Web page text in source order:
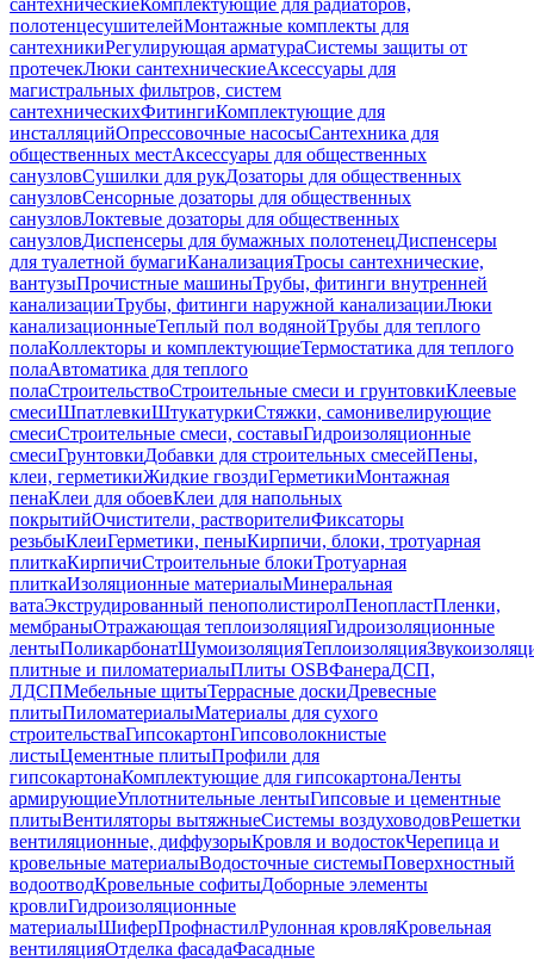
сантехническиеКомплектующие для радиаторов,
полотенцесушителейМонтажные комплекты для
сантехникиРегулирующая арматураСистемы защиты от
протечекЛюки сантехническиеАксессуары для
магистральных фильтров, систем
сантехническихФитингиКомплектующие для
инсталляцийОпрессовочные насосыСантехника для
общественных местАксессуары для общественных
санузловСушилки для рукДозаторы для общественных
санузловСенсорные дозаторы для общественных
санузловЛоктевые дозаторы для общественных
санузловДиспенсеры для бумажных полотенецДиспенсеры
для туалетной бумагиКанализацияТросы сантехнические,
вантузыПрочистные машиныТрубы, фитинги внутренней
канализацииТрубы, фитинги наружной канализацииЛюки
канализационныеТеплый пол водянойТрубы для теплого
полаКоллекторы и комплектующиеТермостатика для теплого
полаАвтоматика для теплого
полаСтроительствоСтроительные смеси и грунтовкиКлеевые
смесиШпатлевкиШтукатуркиСтяжки, самонивелирующие
смесиСтроительные смеси, составыГидроизоляционные
смесиГрунтовкиДобавки для строительных смесейПены,
клеи, герметикиЖидкие гвоздиГерметикиМонтажная
пенаКлеи для обоевКлеи для напольных
покрытийОчистители, растворителиФиксаторы
резьбыКлеиГерметики, пеныКирпичи, блоки, тротуарная
плиткаКирпичиСтроительные блокиТротуарная
плиткаИзоляционные материалыМинеральная
ватаЭкструдированный пенополистиролПенопластПленки,
мембраныОтражающая теплоизоляцияГидроизоляционные
лентыПоликарбонатШумоизоляцияТеплоизоляция
плитные и пиломатериалыПлиты OSBФанераДСП,
ЛДСПМебельные щитыТеррасные доскиДревесные
плитыПиломатериалыМатериалы для сухого
строительстваГипсокартонГипсоволокнистые
листыЦементные плитыПрофили для
гипсокартонаКомплектующие для гипсокартонаЛенты
армирующиеУплотнительные лентыГипсовые и цементные
плитыВентиляторы вытяжныеСистемы воздуховодовРешетки
вентиляционные, диффузорыКровля и водостокЧерепица и
кровельные материалыВодосточные системыПоверхностный
водоотводКровельные софитыДоборные элементы
кровлиГидроизоляционные
материалыШиферПрофнастилРулонная кровляКровельная
вентиляцияОтделка фасадаФасадные